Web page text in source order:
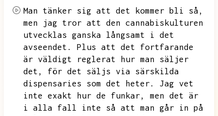
Man tänker sig att det kommer bli så,
men jag tror att den cannabiskulturen
utvecklas ganska långsamt i det
avseendet.
Plus att det fortfarande
är väldigt reglerat hur man säljer
det,
för det säljs via särskilda
dispensaries som det heter.
Jag vet
inte exakt hur de funkar,
men det är
i alla fall inte så att man går in på